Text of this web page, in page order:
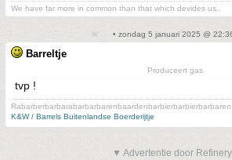
We have far more in common than that which devides us..
• zondag 5 januari 2025 @
Barreltje
Produceert gas
tvp !
Rabarberbarbarabarbarbarenbaardenbarbierbarbierbarbaren
K&W / Barrels Buitenlandse Boerderijtje
▼ Advertentie door